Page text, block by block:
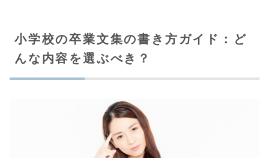
小学校の卒業文集の書き方ガイド：ど
んな内容を選ぶべき？